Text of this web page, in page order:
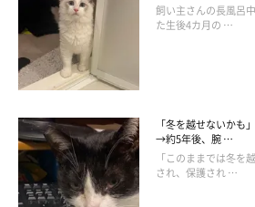
飼い主さんの長風呂
た生後4カ月の …
「冬を越せないかも
→約5年後、腕 …
「このままでは冬を
され、保護され …